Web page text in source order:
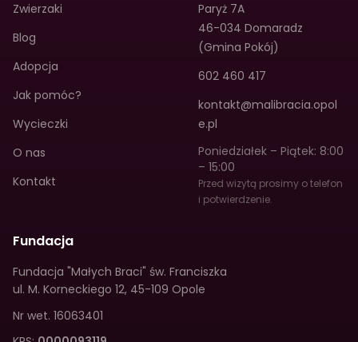
Zwierzaki
Blog
Adopcja
Jak pomóc?
Wycieczki
O nas
Kontakt
Paryż 7A
46-034 Domaradz
(Gmina Pokój)
602 460 417
kontakt@malibracia.opol
e.pl
Poniedziałek – Piątek: 8:00
– 15:00
Przed wizytą prosimy o telefon
i potwierdzenie.
Fundacja
Fundacja "Małych Braci" św. Franciszka
ul. M. Korneckiego 12, 45-109 Opole
Nr wet. 16063401